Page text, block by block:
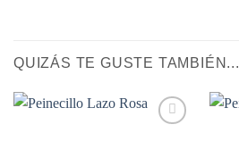
QUIZÁS TE GUSTE TAMBIÉN...